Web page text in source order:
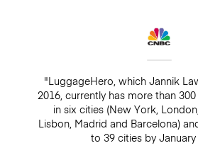
"LuggageHero, which Jannik
2016, currently has more than
in six cities (New York,
Lisbon, Madrid and Barcelona)
to 39 cities by January